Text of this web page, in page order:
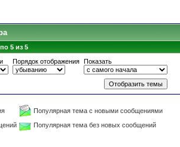
5 из 5
Порядок отображения Показать
Популярная тема с новыми сообщениями
Популярная тема без новых сообщений